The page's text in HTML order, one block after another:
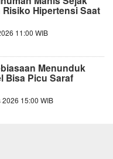
Hipertensi Saat
11:00 WIB
Menunduk
Bisa Picu Saraf
15:00 WIB